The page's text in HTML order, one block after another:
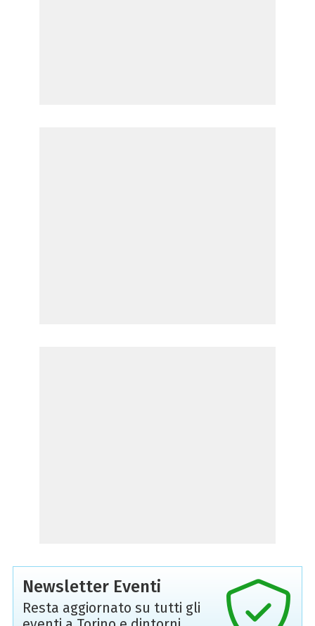
Newsletter Eventi
Resta aggiornato su tutti gli